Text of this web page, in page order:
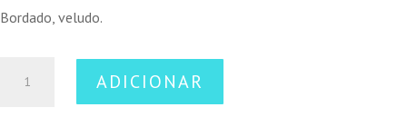
17,90 €.
Bordado, veludo.
ADICIONAR